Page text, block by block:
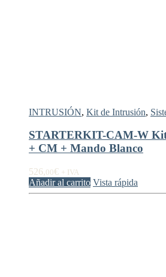
INTRUSIÓN, Kit de Intrusión,
STARTERKIT-CAM-W
+ CM + Mando Blanco
526,00€ + IVA
Añadir al carrito Vista rápida